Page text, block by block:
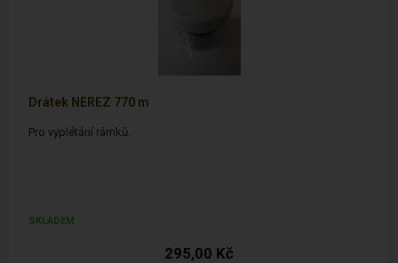
Drátek NEREZ 770 m
Pro vyplétání rámků.
SKLADEM
295,00 Kč